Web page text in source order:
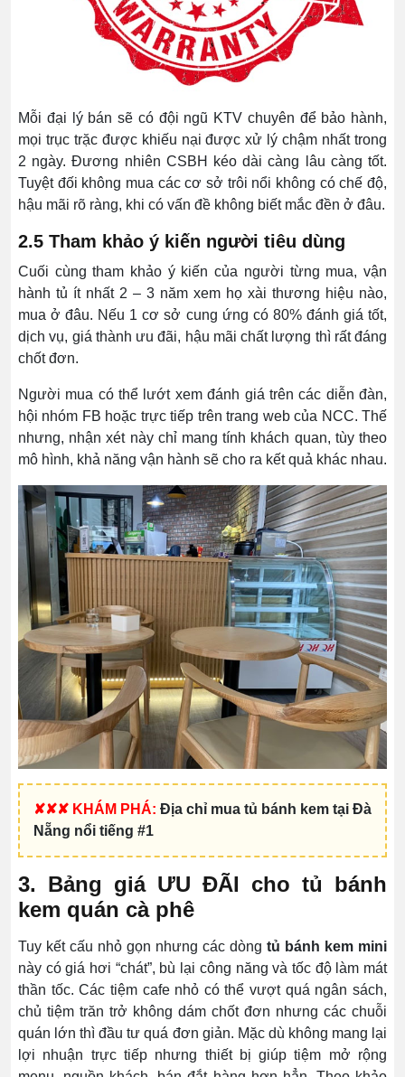
Mỗi đại lý bán sẽ có đội ngũ KTV chuyên để bảo hành,
mọi trục trặc được khiếu nại được xử lý chậm nhất trong
2 ngày. Đương nhiên CSBH kéo dài càng lâu càng tốt.
Tuyệt đối không mua các cơ sở trôi nổi không có chế độ,
hậu mãi rõ ràng, khi có vấn đề không biết mắc đền ở đâu.
2.5 Tham khảo ý kiến người tiêu dùng
Cuối cùng tham khảo ý kiến của người từng mua, vận
hành tủ ít nhất 2 – 3 năm xem họ xài thương hiệu nào,
mua ở đâu. Nếu 1 cơ sở cung ứng có 80% đánh giá tốt,
dịch vụ, giá thành ưu đãi, hậu mãi chất lượng thì rất đáng
chốt đơn.
Người mua có thể lướt xem đánh giá trên các diễn đàn,
hội nhóm FB hoặc trực tiếp trên trang web của NCC. Thế
nhưng, nhận xét này chỉ mang tính khách quan, tùy theo
mô hình, khả năng vận hành sẽ cho ra kết quả khác nhau.
✘✘✘ KHÁM PHÁ: Địa chỉ mua tủ bánh kem tại Đà
Nẵng nổi tiếng #1
3. Bảng giá ƯU ĐÃI cho tủ bánh
kem quán cà phê
Tuy kết cấu nhỏ gọn nhưng các dòng tủ bánh kem mini
này có giá hơi “chát”, bù lại công năng và tốc độ làm mát
thần tốc. Các tiệm cafe nhỏ có thể vượt quá ngân sách,
chủ tiệm trăn trở không dám chốt đơn nhưng các chuỗi
quán lớn thì đầu tư quá đơn giản. Mặc dù không mang lại
lợi nhuận trực tiếp nhưng thiết bị giúp tiệm mở rộng